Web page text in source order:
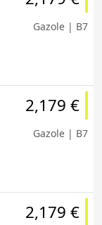
Gazole | B7
2,179 €
Gazole | B7
2,179 €